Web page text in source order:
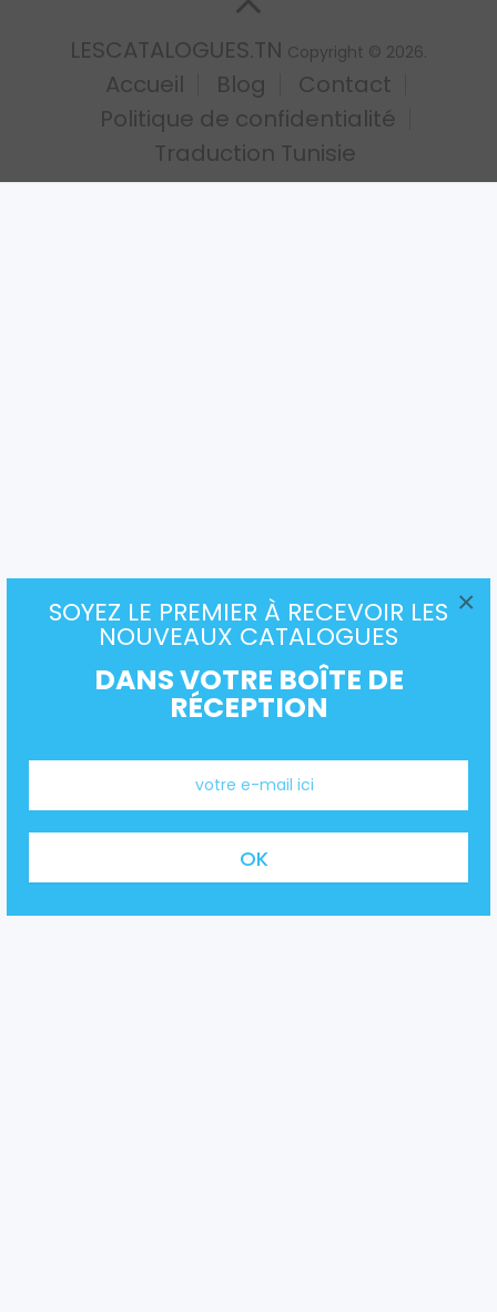
SOYEZ LE PREMIER À RECEVOIR LES
NOUVEAUX CATALOGUES
DANS VOTRE BOÎTE DE
RÉCEPTION
×
LESCATALOGUES.TN Copyright © 2026.
Accueil Blog
Contact
Politique de confidentialité
Traduction Tunisie